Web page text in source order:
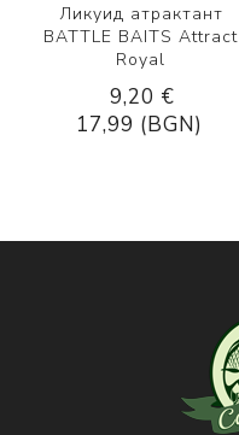
Ликуид атрактант
BATTLE BAITS Attract
Royal
9,20 €
17,99 (BGN)